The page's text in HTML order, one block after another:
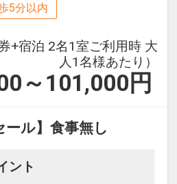
5分以内
券+宿泊 2名1室ご利用時 大
人1名様あたり）
～101,000 円
ール】食事無し
ント